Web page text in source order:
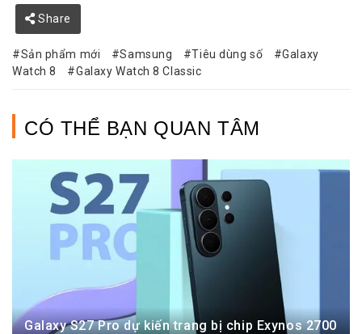
Share
Sản phẩm mới Samsung Tiêu dùng số
Galaxy
Watch 8
Galaxy Watch 8 Classic
CÓ THỂ BẠN QUAN TÂM
Galaxy S27 Pro dự kiến trang bị chip Exynos 2700